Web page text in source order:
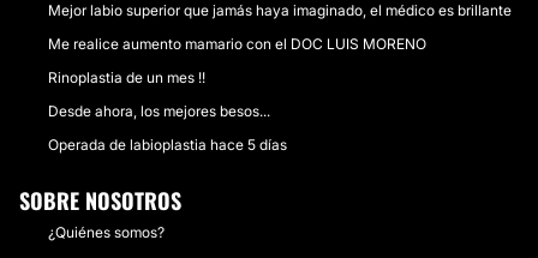
Mejor labio superior que jamás haya imaginado, el médico es brillante
Me realice aumento mamario con el DOC LUIS MORENO
Rinoplastia de un mes !!
Desde ahora, los mejores besos...
Operada de labioplastia hace 5 días
SOBRE NOSOTROS
¿Quiénes somos?